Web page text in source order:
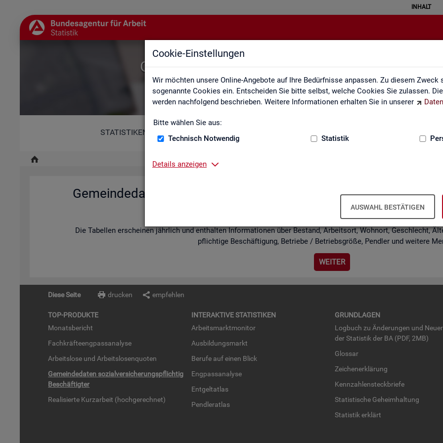
Cookie-Einstellungen
Wir möchten unsere Online-Angebote auf Ihre Bedürfnisse anpassen. Zu diesem Zweck
sogenannte Cookies ein. Entscheiden Sie bitte selbst, welche Cookies Sie zulassen.
werden nachfolgend beschrieben. Weitere Informationen erhalten Sie in unserer
Bitte wählen Sie aus:
Technisch Notwendig
Statistik
Details anzeigen
AUSWAHL BESTÄTIGEN
INHALT
Gemeindedaten sozialversicherungspflichtig
STATISTIKEN
Ge­mein­de­da­ten der so­zi­al­ver­si­che­rungs­pflich­tig Be­schäf­tig­ten
Deutsch­land, Län­der, Krei­se und Ge­mein­den
Die Ta­bel­len er­schei­nen jähr­lich und ent­hal­ten In­for­ma­tio­nen über Be­stand, Ar­beits­ort, Wohn­ort, Ge­schlecht,
pflich­ti­ge Be­schäf­ti­gung, Be­trie­be / Be­triebs­grö­ße, Pend­ler und wei­te­re
WEI­TER
Diese Seite drucken empfehlen
TOP-PRO­DUK­TE
Mo­nats­be­richt
Fach­kräf­te­eng­pass­ana­ly­se
Ar­beits­lo­se und Ar­beits­lo­sen­quo­ten
Ge­mein­de­da­ten so­zi­al­ver­si­che­rungs­pflich­tig
Be­schäf­tig­ter
Rea­li­sier­te Kurz­ar­beit (hoch­ge­rech­net)
IN­TER­AK­TI­VE STA­TIS­TI­KEN
Ar­beits­markt­mo­ni­tor
Aus­bil­dungs­markt
Be­ru­fe auf einen Blick
Eng­pass­ana­ly­se
Ent­gel­t­at­las
Pend­ler­at­las
GRUND­LA­GEN
Log­buch zu Än­de­run­gen und
der Sta­tis­tik der BA (PDF, 2MB)
Glos­sar
Zei­chen­er­klä­rung
Kenn­zah­len­steck­brie­fe
Sta­tis­ti­sche Ge­heim­hal­tung
Sta­tis­tik er­klärt